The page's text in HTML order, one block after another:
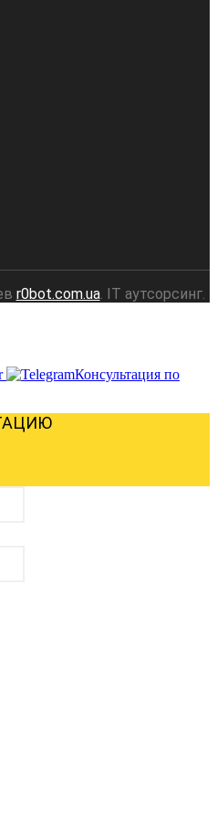
r0bot.com.ua. IT аутсорсинг.
Консультация по